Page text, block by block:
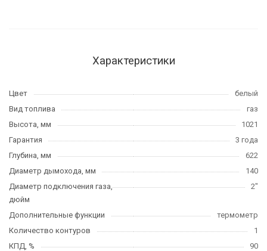
Характеристики
Цвет
белый
Вид топлива
газ
Высота, мм
1021
Гарантия
3 года
Глубина, мм
622
Диаметр дымохода, мм
140
Диаметр подключения газа,
дюйм
2"
Дополнительные функции
термометр
Количество контуров
1
КПД, %
90